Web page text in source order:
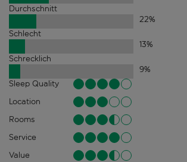
Durchschnitt
22%
Schlecht
13%
Schrecklich
9%
Sleep Quality
Location
Rooms
Service
Value